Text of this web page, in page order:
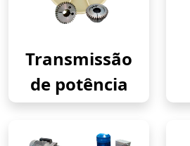
Transmissão
de potência